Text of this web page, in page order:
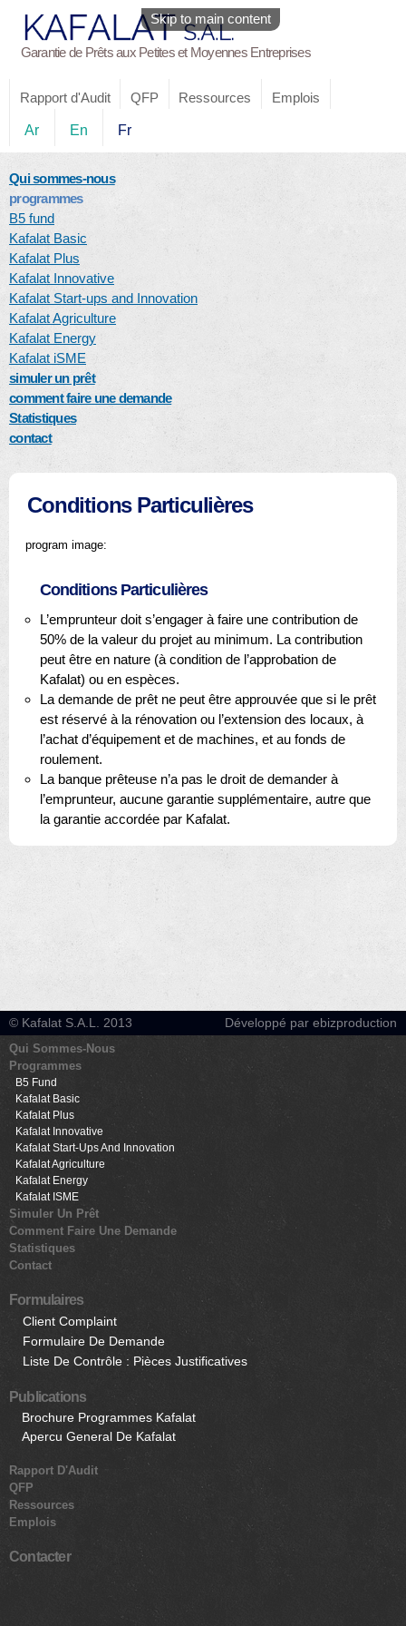
Skip to main content
Garantie de Prêts aux Petites et Moyennes Entreprises
Rapport d'Audit QFP Ressources Emplois
Ar En Fr
Qui sommes-nous
programmes
B5 fund
Kafalat Basic
Kafalat Plus
Kafalat Innovative
Kafalat Start-ups and Innovation
Kafalat Agriculture
Kafalat Energy
Kafalat iSME
simuler un prêt
comment faire une demande
Statistiques
contact
Conditions Particulières
program image:
Conditions Particulières
L’emprunteur doit s’engager à faire une contribution de
50% de la valeur du projet au minimum. La contribution
peut être en nature (à condition de l’approbation de
Kafalat) ou en espèces.
La demande de prêt ne peut être approuvée que si le prêt
est réservé à la rénovation ou l’extension des locaux, à
l’achat d’équipement et de machines, et au fonds de
roulement.
La banque prêteuse n’a pas le droit de demander à
l’emprunteur, aucune garantie supplémentaire, autre que
la garantie accordée par Kafalat.
© Kafalat S.A.L. 2013 Développé par ebizproduction
Qui Sommes-Nous
Programmes
B5 Fund
Kafalat Basic
Kafalat Plus
Kafalat Innovative
Kafalat Start-Ups And Innovation
Kafalat Agriculture
Kafalat Energy
Kafalat ISME
Simuler Un Prêt
Comment Faire Une Demande
Statistiques
Contact
Formulaires
Client Complaint
Formulaire De Demande
Liste De Contrôle : Pièces Justificatives
Publications
Brochure Programmes Kafalat
Apercu General De Kafalat
Rapport D'Audit
QFP
Ressources
Emplois
Contacter